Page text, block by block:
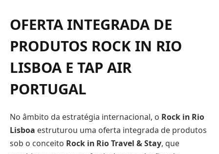
OFERTA INTEGRADA DE
PRODUTOS ROCK IN RIO
LISBOA E TAP AIR
PORTUGAL
No âmbito da estratégia internacional, o Rock in Rio
Lisboa estruturou uma oferta integrada de produtos
sob o conceito Rock in Rio Travel & Stay, que